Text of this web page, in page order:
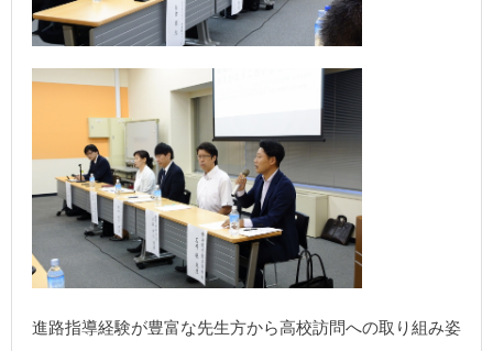
進路指導経験が豊富な先生方から高校訪問への取り組み姿